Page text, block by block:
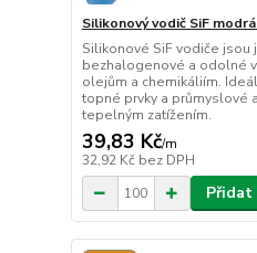
Silikonový vodič SiF
Silikonové SiF vodiče jsou
bezhalogenové a odolné
olejům a chemikáliím.
topné prvky a průmyslové
tepelným zatížením.
39,83 Kč/m
32,92 Kč bez DPH
Přidat